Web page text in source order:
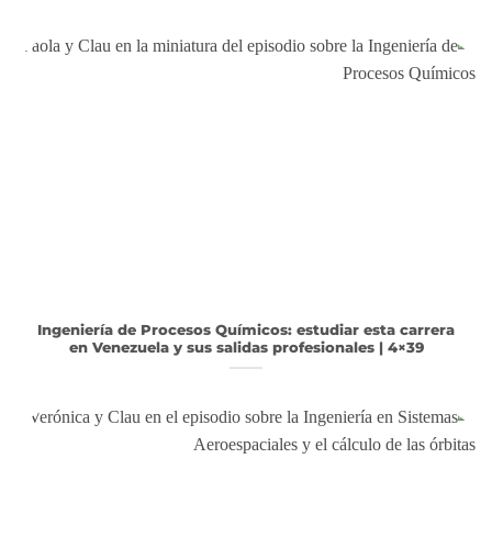
Ingeniería de Procesos Químicos: estudiar esta carrera
en Venezuela y sus salidas profesionales | 4×39